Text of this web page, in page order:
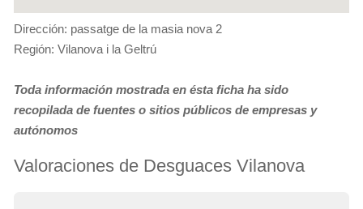
Dirección: passatge de la masia nova 2
Región: Vilanova i la Geltrú
Toda información mostrada en ésta ficha ha sido
recopilada de fuentes o sitios públicos de empresas y
autónomos
Valoraciones de Desguaces Vilanova